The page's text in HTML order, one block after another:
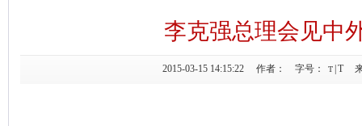
李克强总理会见中
2015-03-15 14:15:22 作者： 字号： T T